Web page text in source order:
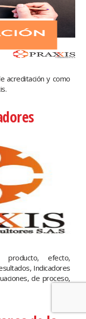
acreditación y como
producto, efecto,
Indicadores
de proceso,